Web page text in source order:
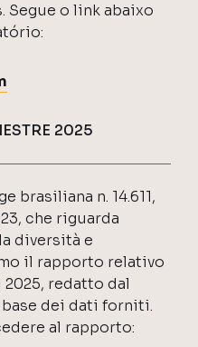
Segue o link abaixo
2025
brasiliana n. 14.611,
che riguarda
diversità e
il rapporto relativo
redatto dal
dei dati forniti.
al rapporto: